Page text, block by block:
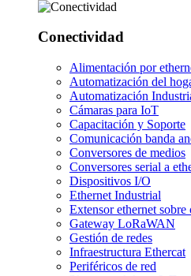
Conectividad
Alimentación por
Automatización del
Automatización
Cámaras para IoT
Capacitación y Soporte
Comunicación banda
Conversores de medios
Conversores serial a
Dispositivos I/O
Ethernet Industrial
Extensor ethernet sobre
Gateway LoRaWAN
Gestión de redes
Infraestructura Ethercat
Periféricos de red